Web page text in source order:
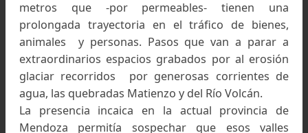
cumbres y divisoria de aguas: Al sur de Las
atravesar la cordillera no es sencillo, la divisoria
aguas este-oeste se superpone con
alturas, Vn. Tupungato, Nevados Polleras,
Juncal. En cambio, al norte del Cristo
cordillera cambia de carácter y la división
pasa por alturas que no llegan a los